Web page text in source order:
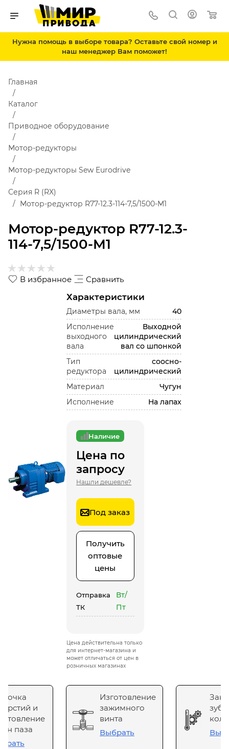
Нужна помощь в выборе товара? Оставьте свой номер и
наш менеджер Вам поможет!
Мотор-редуктор R77-12.3-
114-7,5/1500-M1
Главная
Каталог
Приводное оборудование
Мотор-редукторы
Мотор-редукторы Sew Eurodrive
Серия R (RX)
Мотор-редуктор R77-12.3-114-7,5/1500-M1
В избранное Сравнить
Характеристики
Диаметры вала, мм
40
Исполнение
выходного
вала
Выходной
цилиндрический
вал со шпонкой
Тип
редуктора
соосно-
цилиндрический
Материал
Чугун
Исполнение
На лапах
Наличие
Цена по
запросу
Нашли дешевле?
Под заказ
Получить
оптовые
цены
Отправка
ТК
Вт/
Пт
Цена действительна только
для интернет-магазина и
может отличаться от цен в
розничных магазинах
и
паза
Изготовление
зажимного
винта
Выбрать